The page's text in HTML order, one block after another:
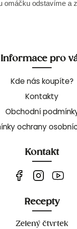
omáčku odstavíme a
Informace pro
Kde nás koupíte?
Kontakty
Obchodní
ochrany
Kontakt
Recepty
Zelený čtvrtek